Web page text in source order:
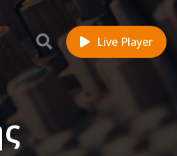
Live Player